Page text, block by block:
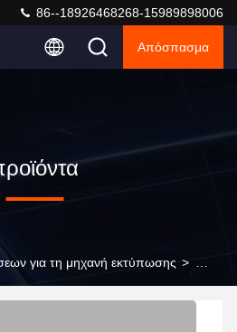
86--18926468268-15989898006
Απόσπασμα
για τη μηχανή εκτύπωσης >
πορσελάνη